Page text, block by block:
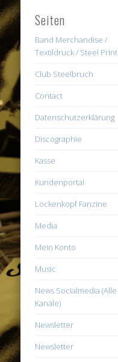
Seiten
Band Merchandise /
Textildruck / Steel Print
Club Steelbruch
Contact
Datenschutzerklärung
Discographie
Kasse
Kundenportal
Lockenkopf Fanzine
Media
Mein Konto
Music
News Socialmedia (Alle
Kanäle)
Newsletter
Newsletter